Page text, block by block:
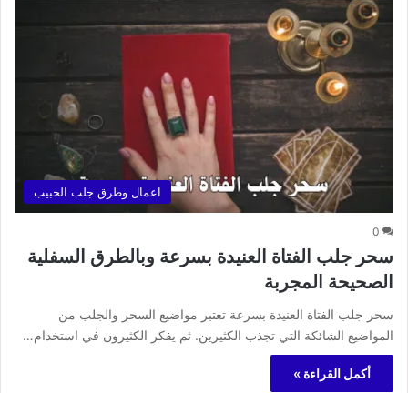
اعمال وطرق جلب الحبيب
0
سحر جلب الفتاة العنيدة بسرعة وبالطرق السفلية
الصحيحة المجربة
سحر جلب الفتاة العنيدة بسرعة تعتبر مواضيع السحر والجلب من
المواضيع الشائكة التي تجذب الكثيرين. ثم يفكر الكثيرون في استخدام…
أكمل القراءة »